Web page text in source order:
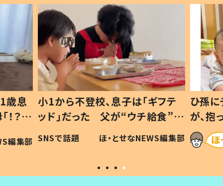
歳息
？」
編集部
小1から不登校、息子は「ギフテ
ッド」だった 父が“ウチ給食”を
作り続ける理由とは #令和の親
#令和の子
SNSで話題 ほ・とせなNEWS編集部
ひ孫
が、
「涙が
い」